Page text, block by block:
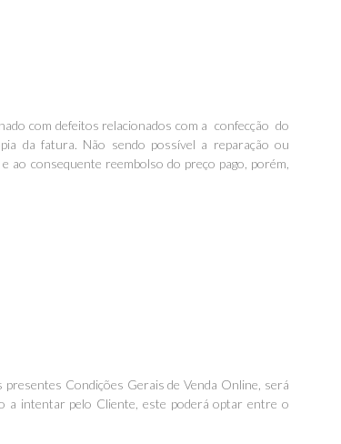
com defeitos relacionados com a confecção do
da fatura. Não sendo possível a reparação ou
consequente reembolso do preço pago, porém,
Condições Gerais de Venda Online, será
a intentar pelo Cliente, este poderá optar entre o